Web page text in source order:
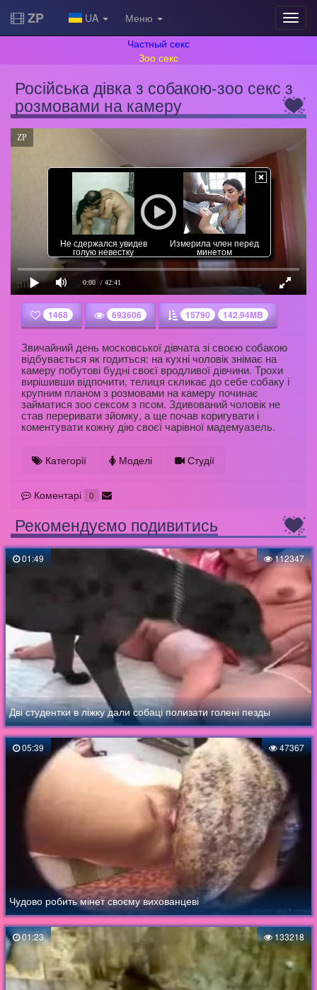
ZP UA
Меню
Частный секс
Зоо секс
Російська дівка з собакою-зоо секс з
розмовами на камеру
ZP
0:00 / 42:41
1468 693606 15790 142.94MB
Звичайний день московської дівчата зі своєю собакою
відбувається як годиться: на кухні чоловік знімає на
камеру побутові будні своєї вродливої дівчини. Трохи
вирішивши відпочити, телиця скликає до себе собаку і
крупним планом з розмовами на камеру починає
займатися зоо сексом з псом. Здивований чоловік не
став переривати зйомку, а ще почав коригувати і
коментувати кожну дію своєї чарівної мадемуазель.
Категорії Моделі Студії
Коментарі 0
Рекомендуємо подивитись
01:49 112347
Дві студентки в ліжку дали собаці полизати голені пезды
05:39 47367
Чудово робить мінет своєму вихованцеві
01:23 133218
Не сдержался увидев
голую невестку
Измерила член перед
минетом